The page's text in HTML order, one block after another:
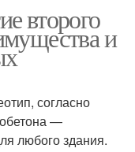
второго
и
согласно
—
любого здания.